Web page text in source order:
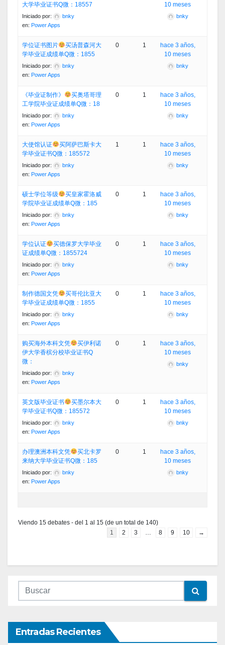
大学毕业证书Q微：18557
Iniciado por:
bnky
en: Power Apps
10 meses
bnky
学位证书图片
买汤普森河大
学毕业证成绩单Q微：1855
Iniciado por:
bnky
en: Power Apps
0 1
hace 3 años,
10 meses
bnky
《毕业证制作》
买奥塔哥理
工学院毕业证成绩单Q微：18
Iniciado por:
bnky
en: Power Apps
0 1
hace 3 años,
10 meses
bnky
大使馆认证
买阿萨巴斯卡大
学毕业证书Q微：185572
Iniciado por:
bnky
en: Power Apps
1 1
hace 3 años,
10 meses
bnky
硕士学位等级
买皇家霍洛威
学院毕业证成绩单Q微：185
Iniciado por:
bnky
en: Power Apps
0 1
hace 3 años,
10 meses
bnky
学位认证
买德保罗大学毕业
证成绩单Q微：1855724
Iniciado por:
bnky
en: Power Apps
0 1
hace 3 años,
10 meses
bnky
制作德国文凭
买哥伦比亚大
学毕业证成绩单Q微：1855
Iniciado por:
bnky
en: Power Apps
0 1
hace 3 años,
10 meses
bnky
购买海外本科文凭
买伊利诺
伊大学香槟分校毕业证书Q
微：
Iniciado por:
bnky
en: Power Apps
0 1
hace 3 años,
10 meses
bnky
英文版毕业证书
买墨尔本大
学毕业证书Q微：185572
Iniciado por:
bnky
en: Power Apps
0 1
hace 3 años,
10 meses
bnky
办理澳洲本科文凭
买北卡罗
来纳大学毕业证书Q微：185
Iniciado por:
bnky
en: Power Apps
0 1
hace 3 años,
10 meses
bnky
Viendo 15 debates - del 1 al 15 (de un total de 140)
1
2 3 … 8 9 10 →
Entradas Recientes